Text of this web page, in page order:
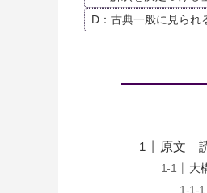
D：古典一般に見られ
原文
大